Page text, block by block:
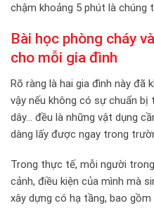
chậm khoảng 5 phút là chúng
Bài học phòng cháy
cho mỗi gia đình
Rõ ràng là hai gia đình này
vậy nếu không có sự chuẩn
dây… đều là những vật dụng
dàng lấy được ngay trong
Trong thực tế, mỗi người
cảnh, điều kiện của mình mà
xây dựng có hạ tầng, bao